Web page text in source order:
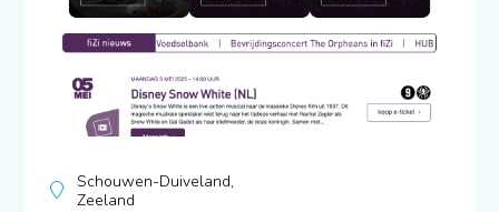
Schouwen-Duiveland,
Zeeland